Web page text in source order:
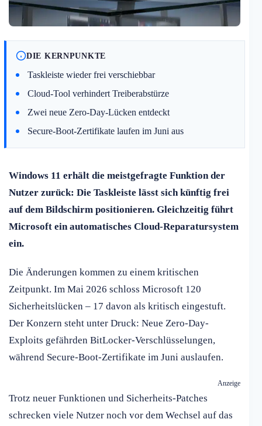
DIE KERNPUNKTE
Taskleiste wieder frei verschiebbar
Cloud-Tool verhindert Treiberabstürze
Zwei neue Zero-Day-Lücken entdeckt
Secure-Boot-Zertifikate laufen im Juni aus
Windows 11 erhält die meistgefragte Funktion der
Nutzer zurück: Die Taskleiste lässt sich künftig frei
auf dem Bildschirm positionieren. Gleichzeitig führt
Microsoft ein automatisches Cloud-Reparatursystem
ein.
Die Änderungen kommen zu einem kritischen
Zeitpunkt. Im Mai 2026 schloss Microsoft 120
Sicherheitslücken – 17 davon als kritisch eingestuft.
Der Konzern steht unter Druck: Neue Zero-Day-
Exploits gefährden BitLocker-Verschlüsselungen,
während Secure-Boot-Zertifikate im Juni auslaufen.
Anzeige
Trotz neuer Funktionen und Sicherheits-Patches
schrecken viele Nutzer noch vor dem Wechsel auf das